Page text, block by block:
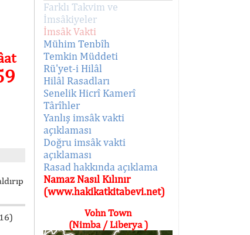
Farklı Takvim ve
İmsâkiyeler
İmsâk Vakti
Mühim Tenbîh
Temkin Müddeti
Rü'yet-i Hilâl
Hilâl Rasadları
Senelik Hicrî Kamerî
Târîhler
Yanlış imsâk vakti
açıklaması
Doğru imsâk vakti
açıklaması
Rasad hakkında açıklama
Namaz Nasıl Kılınır
(www.hakikatkitabevi.net)
Vohn Town
(Nimba / Liberya )